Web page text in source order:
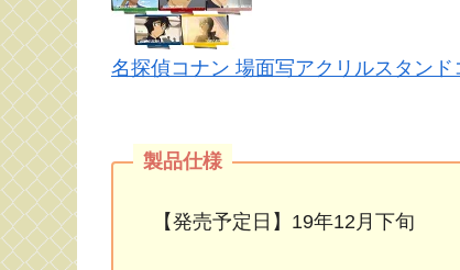
名探偵コナン 場面写アクリルスタン
【発売予定日】19年12月下旬